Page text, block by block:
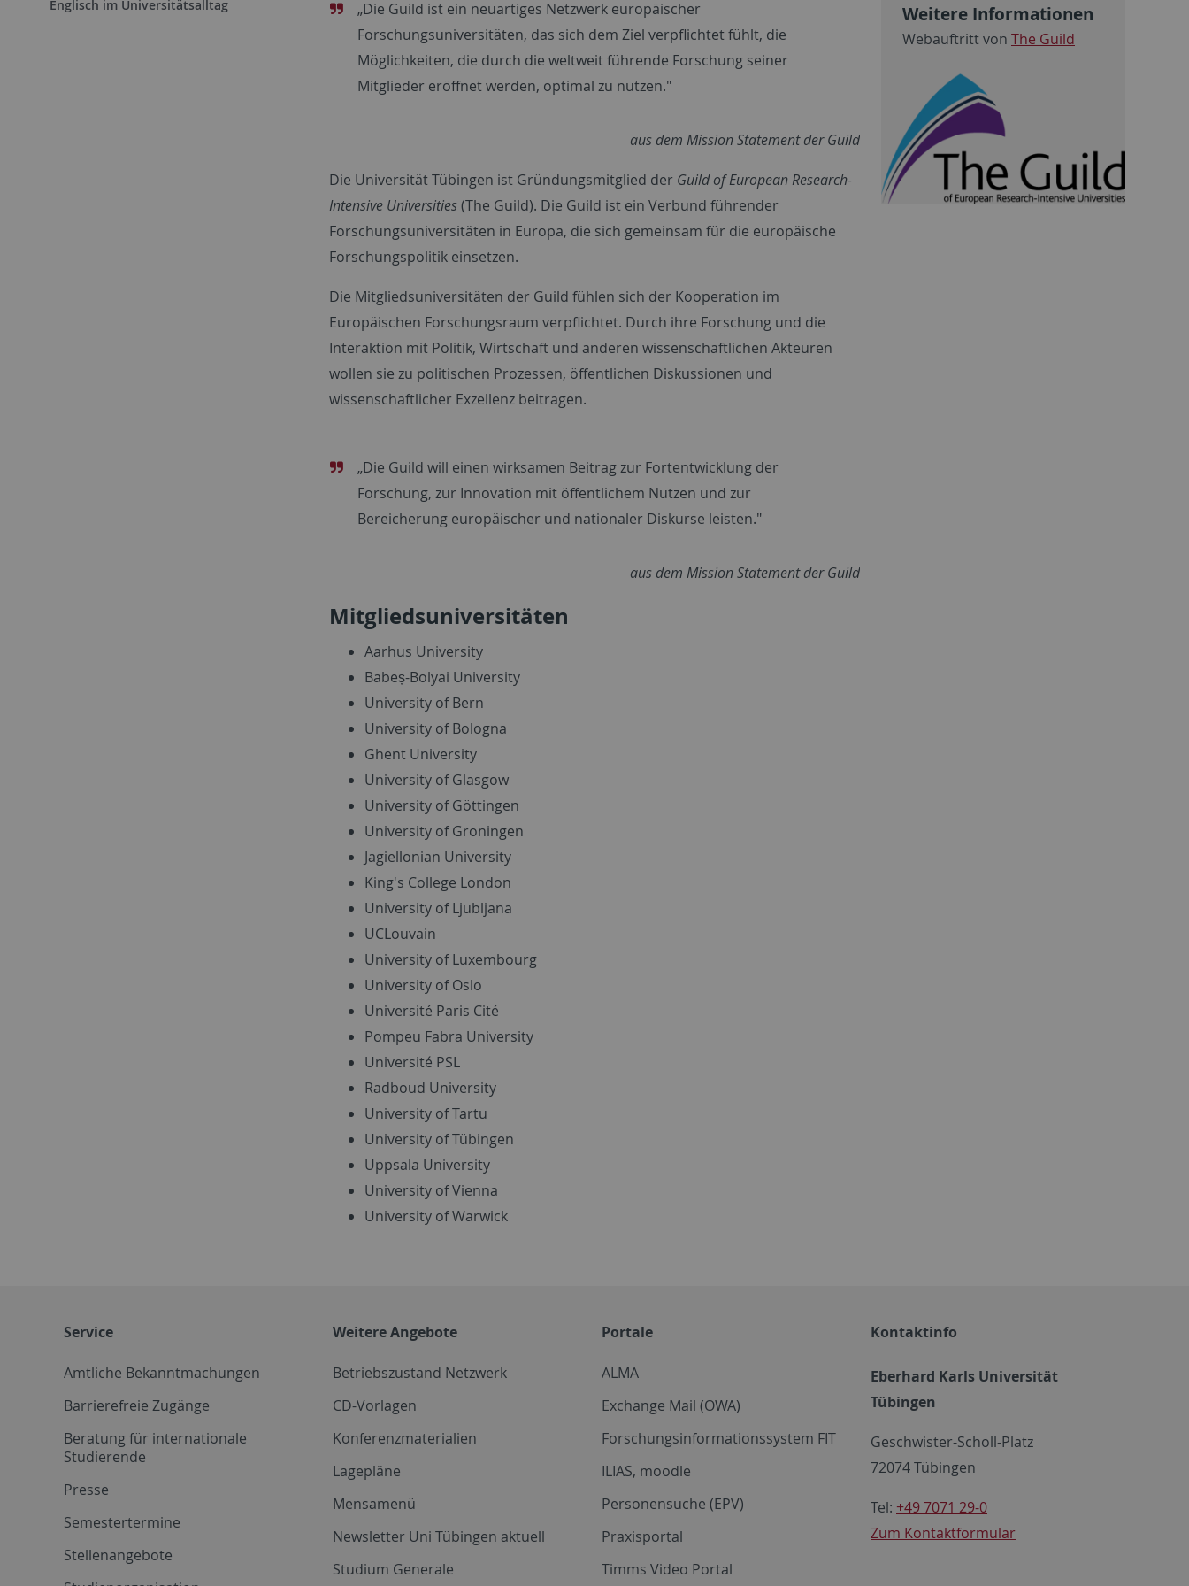
Englisch im Universitätsalltag
„Die Guild ist ein neuartiges Netzwerk europäischer
Forschungsuniversitäten, das sich dem Ziel verpflichtet fühlt, die
Möglichkeiten, die durch die weltweit führende Forschung seiner
Mitglieder eröffnet werden, optimal zu nutzen."
aus dem Mission Statement der Guild
Die Universität Tübingen ist Gründungsmitglied der Guild of European Research-
Intensive Universities(The Guild). Die Guild ist ein Verbund führender
Forschungsuniversitäten in Europa, die sich gemeinsam für die europäische
Forschungspolitik einsetzen.
Die Mitgliedsuniversitäten der Guild fühlen sich der Kooperation im
Europäischen Forschungsraum verpflichtet. Durch ihre Forschung und die
Interaktion mit Politik, Wirtschaft und anderen wissenschaftlichen Akteuren
wollen sie zu politischen Prozessen, öffentlichen Diskussionen und
wissenschaftlicher Exzellenz beitragen.
„Die Guild will einen wirksamen Beitrag zur Fortentwicklung der
Forschung, zur Innovation mit öffentlichem Nutzen und zur
Bereicherung europäischer und nationaler Diskurse leisten."
aus dem Mission Statement der Guild
Mitgliedsuniversitäten
Aarhus University
Babeș-Bolyai University
University of Bern
University of Bologna
Ghent University
University of Glasgow
University of Göttingen
University of Groningen
Jagiellonian University
King's College London
University of Ljubljana
UCLouvain
University of Luxembourg
University of Oslo
Université Paris Cité
Pompeu Fabra University
Université PSL
Radboud University
University of Tartu
University of Tübingen
Uppsala University
University of Vienna
University of Warwick
Weitere Informationen
Webauftritt von The Guild
Service
Amtliche Bekanntmachungen
Barrierefreie Zugänge
Beratung für internationale
Studierende
Presse
Semestertermine
Stellenangebote
Weitere Angebote
Betriebszustand Netzwerk
CD-Vorlagen
Konferenzmaterialien
Lagepläne
Mensamenü
Newsletter Uni Tübingen aktuell
Studium Generale
Portale
ALMA
Exchange Mail (OWA)
Forschungsinformationssystem FIT
ILIAS, moodle
Personensuche (EPV)
Praxisportal
Timms Video Portal
Kontaktinfo
Eberhard Karls Universität
Tübingen
Geschwister-Scholl-Platz
72074 Tübingen
Tel: +49 7071 29-0
Zum Kontaktformular